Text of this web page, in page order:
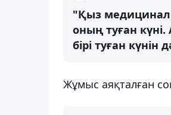
"Қыз
оның туған
бірі туған
Жұмыс аяқталған